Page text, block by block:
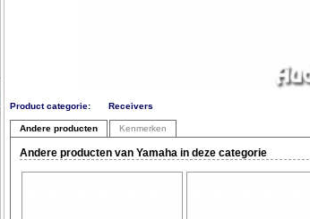
Product categorie: Receivers
Andere producten Kenmerken
Andere producten van Yamaha in deze categorie